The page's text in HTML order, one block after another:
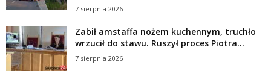
7 sierpnia 2026
Zabił amstaffa nożem kuchennym, truchło
wrzucił do stawu. Ruszył proces Piotra...
7 sierpnia 2026